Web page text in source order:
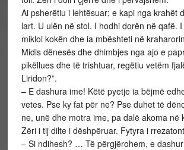
Ai psherëtiu i lehtësuar; e kapi nga krahët
lart. U ulën në stol. I hodhi dorën në qafë.
mikloi kokën dhe ia mbështeti në
Midis dënesës dhe dhimbjes nga ajo e
pikëllues dhe të trishtuar, regëtiu vetëm
Liridon?”.
– E dashura ime! Këtë pyetje ia bëjmë
vetes. Pse ky fat për ne? Pse duhet të
ne, unë dhe motra ime, pa dalë akoma në
Zëri i tij dilte i dëshpëruar. Fytyra i
– Si ndihesh? … Të përgjërohem, e